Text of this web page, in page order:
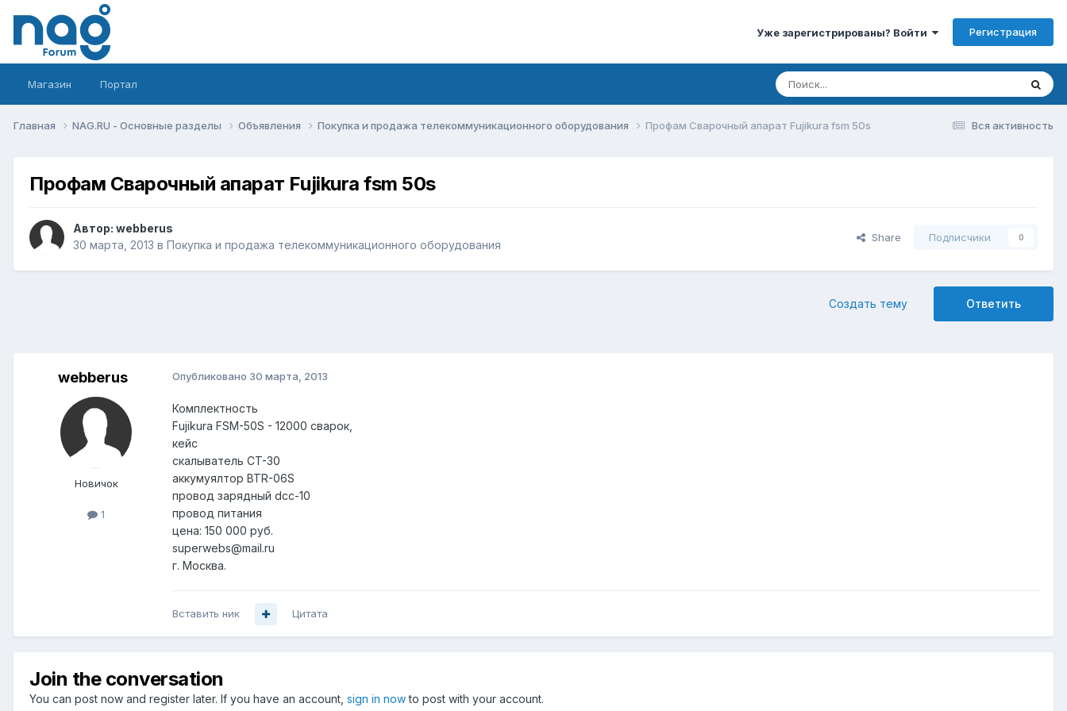
Уже зарегистрированы? Войти Регистрация
Магазин Портал
Вся активность
Главная NAG.RU - Основные разделы Объявления Покупка и продажа телекоммуникационного оборудования Профам Сварочный апарат Fujikura fsm 50s
Профам Сварочный апарат Fujikura fsm 50s
Автор: webberus
30 марта, 2013 в Покупка и продажа телекоммуникационного оборудования
Share Подписчики 0
Ответить
Создать тему
webberus
Новичок
1
Опубликовано 30 марта, 2013
Комплектность
Fujikura FSM-50S - 12000 сварок,
кейс
скалыватель CT-30
аккумуялтор BTR-06S
провод зарядный dcc-10
провод питания
цена: 150 000 руб.
superwebs@mail.ru
г. Москва.
Вставить ник Цитата
Join the conversation
You can post now and register later. If you have an account, sign in nowto post with your account.